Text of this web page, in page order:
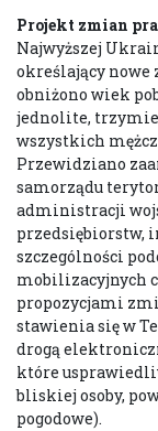
Projekt zmian
Najwyższej
określający nowe
obniżono wiek
jednolite,
wszystkich
Przewidziano
samorządu
administracji
przedsiębiorstw,
szczególności
mobilizacyjnych
propozycjami
stawienia się w
drogą
które
bliskiej osoby,
pogodowe).